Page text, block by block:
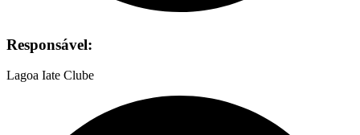
Responsável:
Lagoa Iate Clube